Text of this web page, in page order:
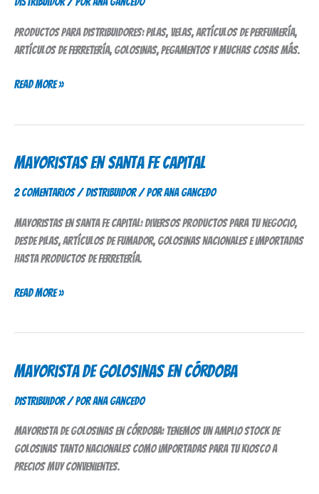
Productos para distribuidores: pilas, velas, artículos de perfumería,
artículos de ferretería, golosinas, pegamentos y muchas cosas más.
Distribuidores
Read More »
Mayoristas en Santa Fe Capital
2 comentarios/Distribuidor/ PorAna Gancedo
Mayoristas en Santa Fe Capital: diversos productos para tu negocio,
desde pilas, artículos de fumador, golosinas nacionales e importadas
hasta productos de ferretería.
Mayoristas
Santa
Read More »
Mayorista de Golosinas en Córdoba
Distribuidor/ PorAna Gancedo
Mayorista de golosinas en Córdoba: tenemos un amplio stock de
golosinas tanto nacionales como importadas para tu kiosco a
precios muy convenientes.
Mayorista
Golosinas